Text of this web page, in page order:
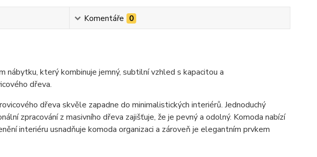
Komentáře 0
nábytku, který kombinuje jemný, subtilní vzhled s kapacitou a
dřeva.
dřeva skvěle zapadne do minimalistických interiérů. Jednoduchý
zpracování z masivního dřeva zajišťuje, že je pevný a odolný. Komoda nabízí
interiéru usnadňuje komoda organizaci a zároveň je elegantním prvkem